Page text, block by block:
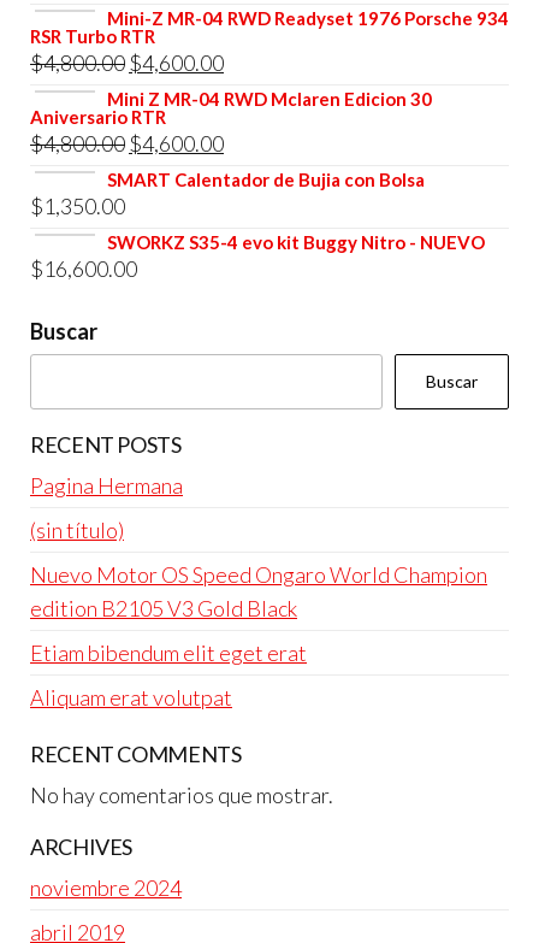
precio
original
era:
$4,800.00.
precio
es:
Mini-Z MR-04 RWD Readyset 1976 Porsche 934
RSR Turbo RTR
$4,800.00 El
precio
original
era:
$4,600.00El
precio
es:
$4,600.00.
Mini Z MR-04 RWD Mclaren Edicion 30
Aniversario RTR
$4,800.00 El
precio
era:
$4,800.00.
$4,600.00El
precio
es:
SMART Calentador de Bujia con Bolsa
$1,350.00
SWORKZ S35-4 evo kit Buggy Nitro - NUEVO
$16,600.00
Buscar
Buscar
RECENT POSTS
Pagina Hermana
(sin título)
Nuevo Motor OS Speed Ongaro World Champion
edition B2105 V3 Gold Black
Etiam bibendum elit eget erat
Aliquam erat volutpat
RECENT COMMENTS
No hay comentarios que mostrar.
ARCHIVES
noviembre 2024
abril 2019